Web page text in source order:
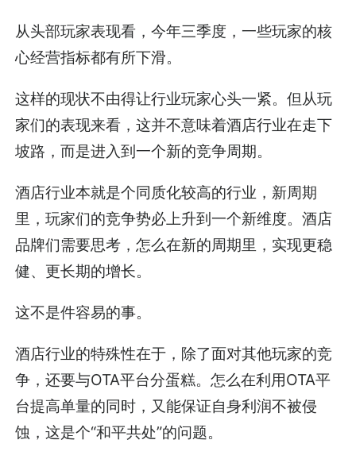
从头部玩家表现看，今年三季度，一些玩家的核
心经营指标都有所下滑。
这样的现状不由得让行业玩家心头一紧。但从玩
家们的表现来看，这并不意味着酒店行业在走下
坡路，而是进入到一个新的竞争周期。
酒店行业本就是个同质化较高的行业，新周期
里，玩家们的竞争势必上升到一个新维度。酒店
品牌们需要思考，怎么在新的周期里，实现更稳
健、更长期的增长。
这不是件容易的事。
酒店行业的特殊性在于，除了面对其他玩家的竞
争，还要与OTA平台分蛋糕。怎么在利用OTA平
台提高单量的同时，又能保证自身利润不被侵
蚀，这是个“和平共处”的问题。